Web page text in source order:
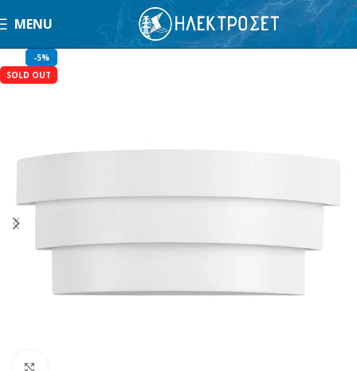
MENU
-5%
SOLD OUT